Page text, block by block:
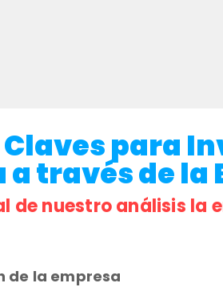
Claves para
a través de la
de nuestro análisis la
de la empresa